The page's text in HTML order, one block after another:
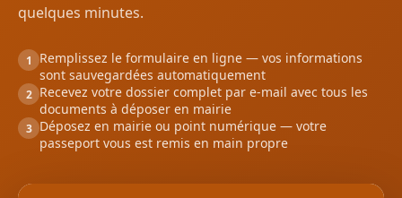
quelques minutes.
1
Remplissez le formulaire en ligne — vos informations
sont sauvegardées automatiquement
2 Recevez votre dossier complet par e-mail avec tous les
documents à déposer en mairie
3 Déposez en mairie ou point numérique — votre
passeport vous est remis en main propre